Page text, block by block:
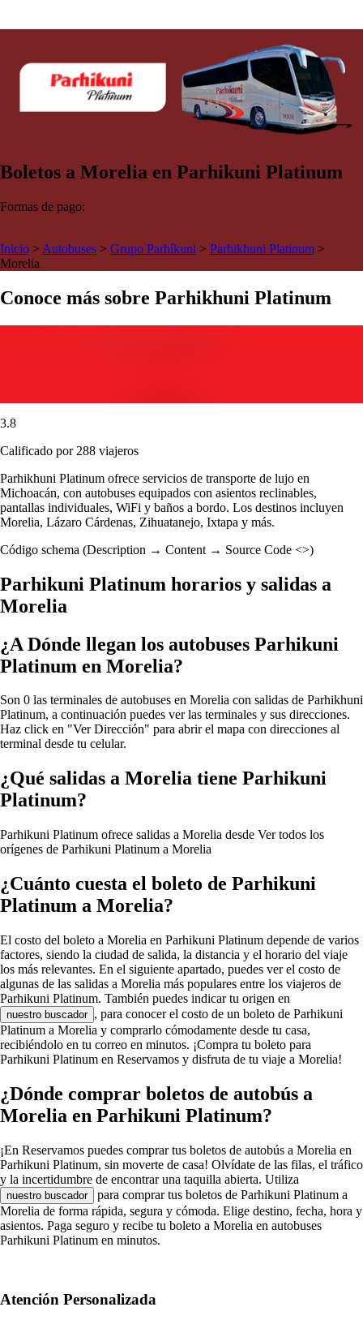
Boletos a Morelia en Parhikuni Platinum
Formas de pago:
Inicio > Autobuses > Grupo Parhíkuni > Parhikhuni Platinum >
Morelia
Conoce más sobre Parhikhuni Platinum
3.8
Calificado por 288 viajeros
Parhikhuni Platinum ofrece servicios de transporte de lujo en
Michoacán, con autobuses equipados con asientos reclinables,
pantallas individuales, WiFi y baños a bordo. Los destinos incluyen
Morelia, Lázaro Cárdenas, Zihuatanejo, Ixtapa y más.
Código schema (Description → Content → Source Code <>)
Parhikuni Platinum horarios y salidas a
Morelia
¿A Dónde llegan los autobuses Parhikuni
Platinum en Morelia?
Son 0 las terminales de autobuses en Morelia con salidas de Parhikhuni
Platinum, a continuación puedes ver las terminales y sus direcciones.
Haz click en "Ver Dirección" para abrir el mapa con direcciones al
terminal desde tu celular.
¿Qué salidas a Morelia tiene Parhikuni
Platinum?
Parhikuni Platinum ofrece salidas a Morelia desde Ver todos los
orígenes de Parhikuni Platinum a Morelia
¿Cuánto cuesta el boleto de Parhikuni
Platinum a Morelia?
El costo del boleto a Morelia en Parhikuni Platinum depende de varios
factores, siendo la ciudad de salida, la distancia y el horario del viaje
los más relevantes. En el siguiente apartado, puedes ver el costo de
algunas de las salidas a Morelia más populares entre los viajeros de
Parhikuni Platinum. También puedes indicar tu origen en
nuestro buscador , para conocer el costo de un boleto de Parhikuni
Platinum a Morelia y comprarlo cómodamente desde tu casa,
recibiéndolo en tu correo en minutos. ¡Compra tu boleto para
Parhikuni Platinum en Reservamos y disfruta de tu viaje a Morelia!
¿Dónde comprar boletos de autobús a
Morelia en Parhikuni Platinum?
¡En Reservamos puedes comprar tus boletos de autobús a Morelia en
Parhikuni Platinum, sin moverte de casa! Olvídate de las filas, el tráfico
y la incertidumbre de encontrar una taquilla abierta. Utiliza
nuestro buscador
para comprar tus boletos de Parhikuni Platinum a
Morelia de forma rápida, segura y cómoda. Elige destino, fecha, hora y
asientos. Paga seguro y recibe tu boleto a Morelia en autobuses
Parhikuni Platinum en minutos.
Atención Personalizada